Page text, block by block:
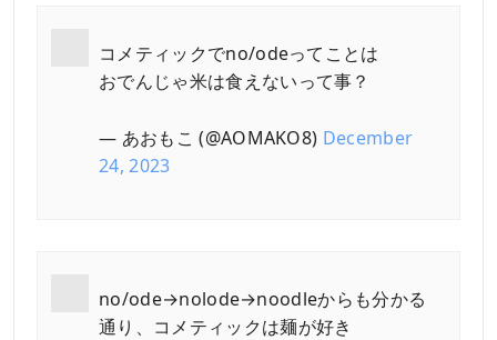
コメティックでno/odeってことは
おでんじゃ米は食えないって事？
— あおもこ (@AOMAKO8) December
24, 2023
no/ode→nolode→noodleからも分かる
通り、コメティックは麺が好き